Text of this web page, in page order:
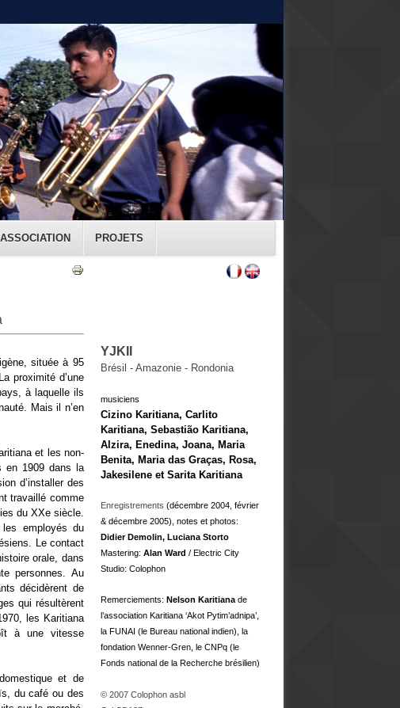
PROJETS
située à 95
proximité d’une
à laquelle ils
Mais il n’en
et les non-
en 1909 dans la
d’installer des
travaillé comme
du XXe siècle.
employés du
Le contact
orale, dans
personnes. Au
décidèrent de
qui résultèrent
les Karitiana
à une vitesse
et de
du café ou des
YJKII
Brésil - Amazonie - Rondonia
musiciens
Cizino Karitiana, Carlito
Karitiana, Sebastião Karitiana,
Alzira, Enedina, Joana, Maria
Benita, Maria das Graças, Rosa,
Jakesilene et Sarita Karitiana
Enregistrements (décembre 2004, février
& décembre 2005), notes et photos:
Didier Demolin, Luciana Storto
Mastering: Alan Ward / Electric City
Studio: Colophon
Remerciements: Nelson Karitiana de
l’association Karitiana ‘Akot Pytim’adnipa’,
la FUNAI (le Bureau national indien), la
fondation Wenner-Gren, le CNPq (le
Fonds national de la Recherche brésilien)
© 2007 Colophon asbl